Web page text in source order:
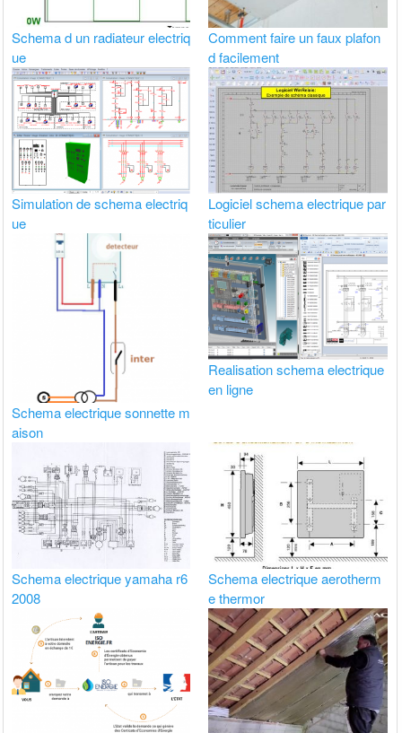
Schema d un radiateur electriq
ue
Comment faire un faux plafon
d facilement
Simulation de schema electriq
ue
Logiciel schema electrique par
ticulier
Schema electrique sonnette m
aison
Realisation schema electrique
en ligne
Schema electrique yamaha r6
2008
Schema electrique aerotherm
e thermor